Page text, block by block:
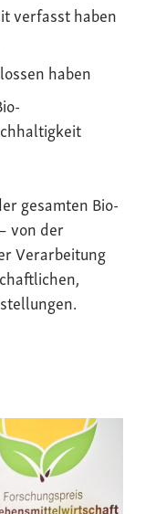
verfasst haben
haben
gesamten Bio-
von der
Verarbeitung